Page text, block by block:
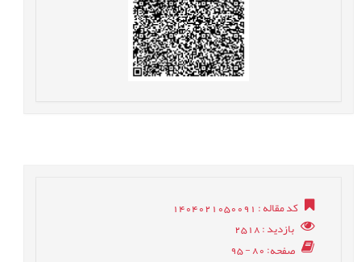
کد مقاله: 1404021050091
بازدید: 2518
صفحه: 80 - 95